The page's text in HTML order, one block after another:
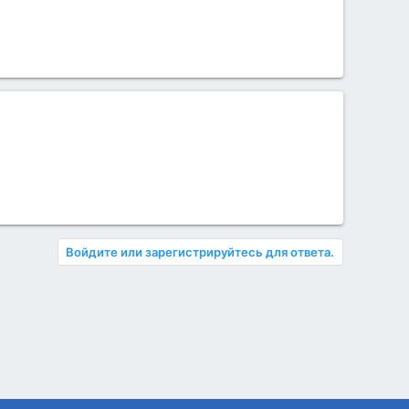
Войдите или зарегистрируйтесь для ответа.